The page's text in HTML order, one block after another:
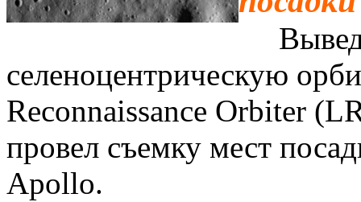
селеноцентрическую
Reconnaissance Orbiter
провел съемку мест
Apollo.